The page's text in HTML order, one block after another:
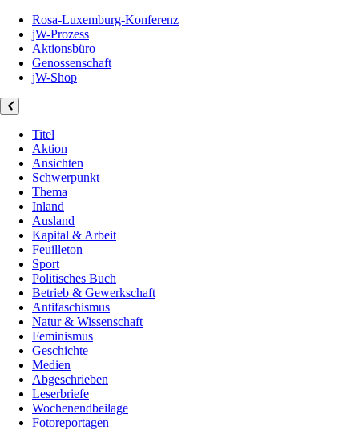
Rosa-Luxemburg-Konferenz
jW-Prozess
Aktionsbüro
Genossenschaft
jW-Shop
Titel
Aktion
Ansichten
Schwerpunkt
Thema
Inland
Ausland
Kapital & Arbeit
Feuilleton
Sport
Politisches Buch
Betrieb & Gewerkschaft
Antifaschismus
Natur & Wissenschaft
Feminismus
Geschichte
Medien
Abgeschrieben
Leserbriefe
Wochenendbeilage
Fotoreportagen